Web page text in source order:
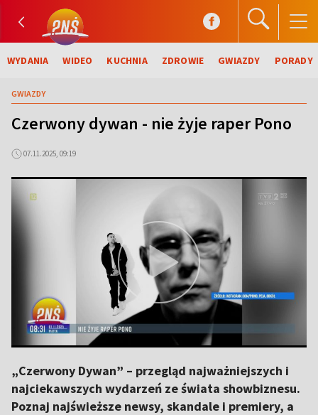
WYDANIA WIDEO KUCHNIA ZDROWIE GWIAZDY PORADY
GWIAZDY
Czerwony dywan - nie żyje raper Pono
07.11.2025, 09:19
„Czerwony Dywan” – przegląd najważniejszych i
najciekawszych wydarzeń ze świata showbiznesu.
Poznaj najświeższe newsy, skandale i premiery, a